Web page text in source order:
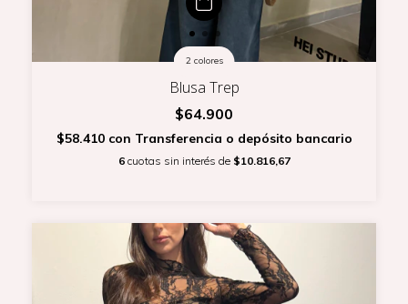
2 colores
Blusa Trep
$64.900
$58.410 con Transferencia o depósito bancario
6 cuotas sin interés de $10.816,67